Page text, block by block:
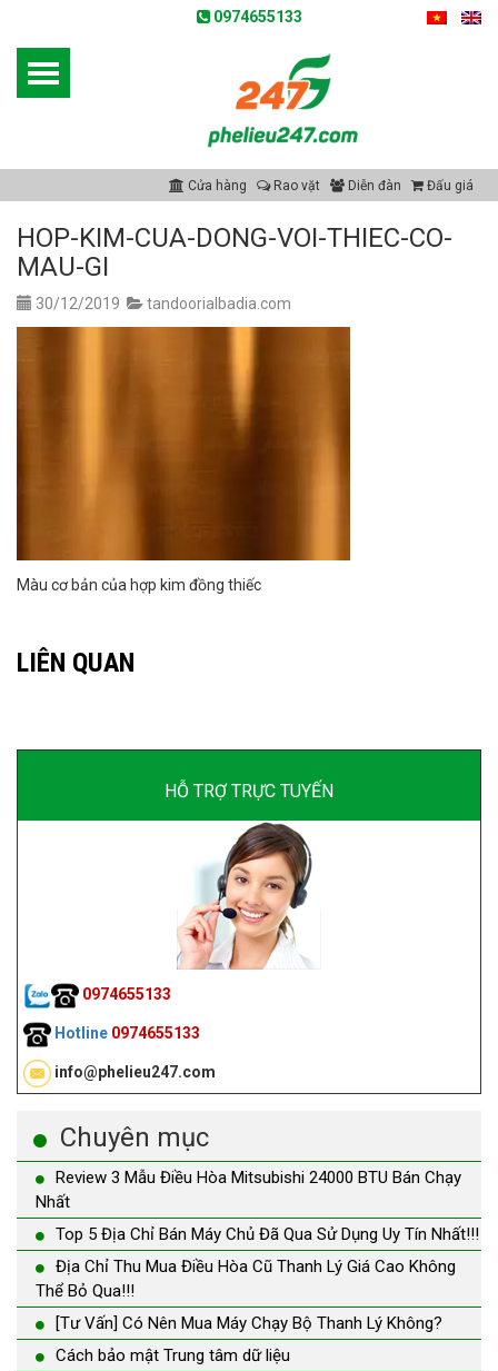
0974655133
Cửa hàng Rao vặt Diễn đàn Đấu giá
HOP-KIM-CUA-DONG-VOI-THIEC-CO-
MAU-GI
30/12/2019 tandoorialbadia.com
Màu cơ bản của hợp kim đồng thiếc
LIÊN QUAN
HỖ TRỢ TRỰC TUYẾN
0974655133
Hotline 0974655133
info@phelieu247.com
Chuyên mục
Review 3 Mẫu Điều Hòa Mitsubishi 24000 BTU Bán Chạy
Nhất
Top 5 Địa Chỉ Bán Máy Chủ Đã Qua Sử Dụng Uy Tín Nhất!!!
Địa Chỉ Thu Mua Điều Hòa Cũ Thanh Lý Giá Cao Không
Thể Bỏ Qua!!!
[Tư Vấn] Có Nên Mua Máy Chạy Bộ Thanh Lý Không?
Cách bảo mật Trung tâm dữ liệu